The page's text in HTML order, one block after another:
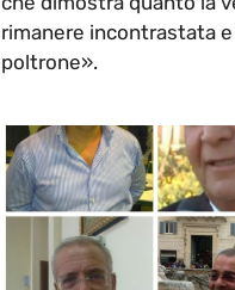
rimanere incontrastata
poltrone».